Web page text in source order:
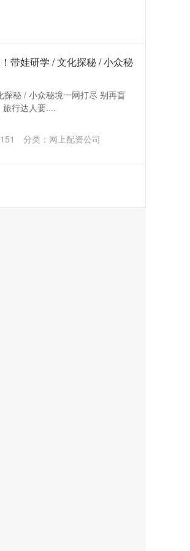
带娃研学 / 文化探秘 / 小众秘
秘 / 小众秘境一网打尽 别再盲
行达人要....
151 分类： 网上配资公司